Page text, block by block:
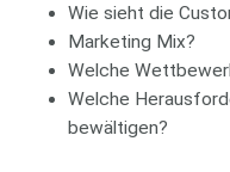
Wie sieht die
Marketing Mix?
Welche
Welche
bewältigen?